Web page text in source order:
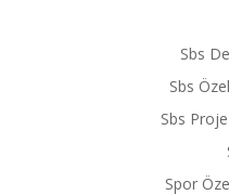
Sbs
Sbs
Sbs
Spor